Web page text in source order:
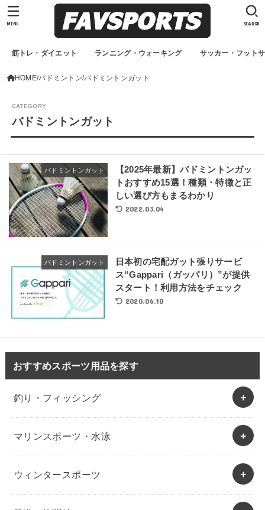
筋トレ・ダイエット ランニング・ウォーキング サッカー・フット
SEARCH
MENU
HOME バドミントン バドミントンガット
バドミントンガット
バドミントンガット
【2025年最新】バドミントンガッ
トおすすめ15選！種類・特徴と正
しい選び方もまるわかり
2022.03.04
バドミントンガット
日本初の宅配ガット張りサービ
ス“Gappari（ガッパリ）”が提供
スタート！利用方法をチェック
2020.06.10
おすすめスポーツ用品を探す
釣り・フィッシング
マリンスポーツ・水泳
ウィンタースポーツ